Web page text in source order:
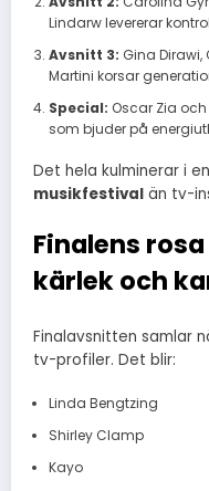
Lindarw levererar
Avsnitt 3: Gina
Martini korsar
Special: Oscar Zia
som bjuder på
Det hela kulminerar i
musikfestival än tv-
Finalens
kärlek och
Finalavsnitten samlar
tv-profiler. Det blir:
Linda Bengtzing
Shirley Clamp
Kayo